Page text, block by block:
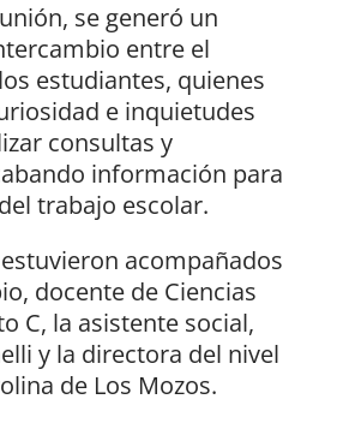
se generó un
entre el
estudiantes, quienes
e inquietudes
consultas y
información para
trabajo escolar.
acompañados
docente de Ciencias
C, la asistente social,
y la directora del nivel
de Los Mozos.